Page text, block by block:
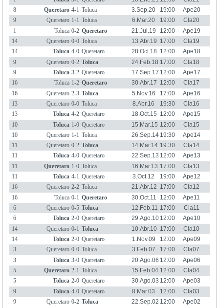
8
Queretaro 4-1 Toluca 3.Sep.20 19:00
Ape20
9
Queretaro 1-1 Toluca 6.Mar.20 19:00
Cla20
1
Toluca 0-2 Queretaro 21.Jul.19 12:00
Ape19
14
Queretaro 0-0 Toluca 13.Abr.19 17:00
Cla19
14
Toluca 4-0 Queretaro 28.Oct.18 12:00
Ape18
9
Queretaro 0-2 Toluca 24.Feb.18 17:00
Cla18
9
Toluca 3-2 Queretaro 17.Sep.17 12:00
Ape17
16
Toluca 1-2 Queretaro 30.Abr.17 12:00
Cla17
16
Queretaro 2-3 Toluca 5.Nov.16 17:00
Ape16
13
Queretaro 0-0 Toluca 8.Abr.16 19:30
Cla16
13
Toluca 4-2 Queretaro 18.Oct.15 12:00
Ape15
10
Toluca 1-0 Queretaro 15.Mar.15 12:00
Cla15
10
Queretaro 1-1 Toluca 26.Sep.14 19:30
Ape14
11
Queretaro 0-2 Toluca 14.Mar.14 19:30
Cla14
11
Toluca 4-0 Queretaro 22.Sep.13 12:00
Ape13
11
Queretaro 1-0 Toluca 16.Mar.13 17:00
Cla13
11
Toluca 4-1 Queretaro 3.Oct.12 19:00
Ape12
16
Queretaro 2-2 Toluca 21.Abr.12 17:00
Cla12
16
Toluca 0-1 Queretaro 30.Oct.11 12:00
Ape11
6
Queretaro 0-5 Toluca 12.Feb.11 17:00
Cla11
6
Toluca 2-0 Queretaro 29.Ago.10 12:00
Ape10
14
Queretaro 0-1 Toluca 10.Abr.10 17:00
Cla10
14
Toluca 2-0 Queretaro 1.Nov.09 12:00
Ape09
3
Queretaro 0-0 Toluca 3.Feb.07 17:00
Cla07
3
Toluca 3-0 Queretaro 20.Ago.06 12:00
Ape06
5
Queretaro 2-1 Toluca 15.Feb.04 12:00
Cla04
5
Toluca 2-0 Queretaro 30.Ago.03 12:00
Ape03
9
Toluca 4-0 Queretaro 8.Mar.03 12:00
Cla03
9
Queretaro 0-2 Toluca 22.Sep.02 12:00 Ape02